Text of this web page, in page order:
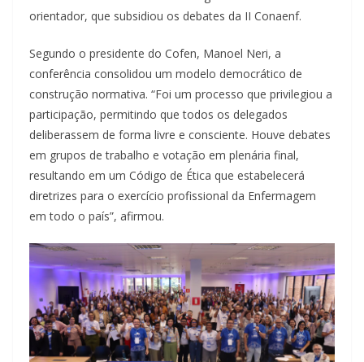
orientador, que subsidiou os debates da II Conaenf.
Segundo o presidente do Cofen, Manoel Neri, a
conferência consolidou um modelo democrático de
construção normativa. “Foi um processo que privilegiou a
participação, permitindo que todos os delegados
deliberassem de forma livre e consciente. Houve debates
em grupos de trabalho e votação em plenária final,
resultando em um Código de Ética que estabelecerá
diretrizes para o exercício profissional da Enfermagem
em todo o país”, afirmou.